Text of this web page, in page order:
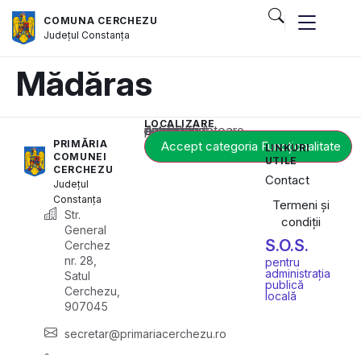
COMUNA CERCHEZU
JudețulConstanța
Mădăras
PRIMĂRIA
COMUNEI
CERCHEZU
Județul
Constanța
Str.
General
Cerchez
nr. 28,
Satul
Cerchezu,
907045
secretar@primariacerchezu.ro
LOCALIZARE
Acest conținut este blocat până când acceptați categoria corespunzătoare de cookie-uri.
Accept categoria Funcționalitate
LINKURI
UTILE
Contact
Termeni și
condiții
S.O.S.
pentru
administrația
publică
locală